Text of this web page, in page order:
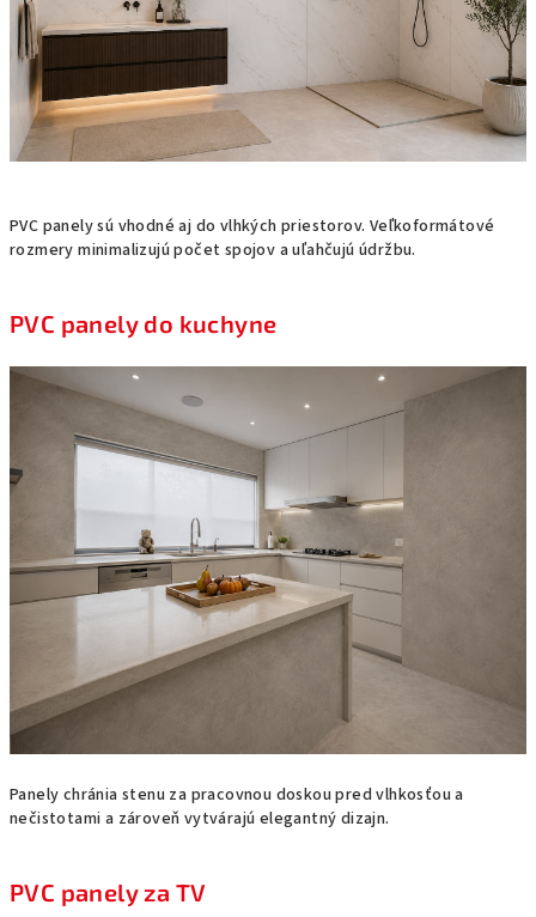
PVC panely sú vhodné aj do vlhkých priestorov. Veľkoformátové
rozmery minimalizujú počet spojov a uľahčujú údržbu.
PVC panely do kuchyne
Panely chránia stenu za pracovnou doskou pred vlhkosťou a
nečistotami a zároveň vytvárajú elegantný dizajn.
PVC panely za TV